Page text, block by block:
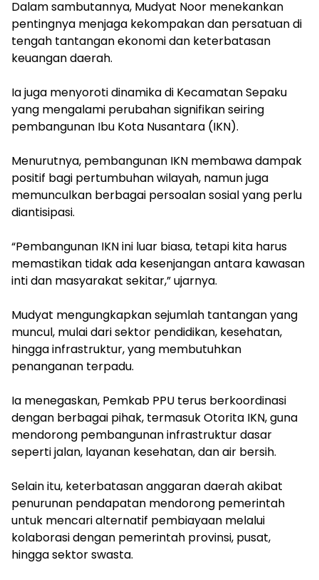
‎Dalam sambutannya, Mudyat Noor menekankan
pentingnya menjaga kekompakan dan persatuan di
tengah tantangan ekonomi dan keterbatasan
keuangan daerah.
‎Ia juga menyoroti dinamika di Kecamatan Sepaku
yang mengalami perubahan signifikan seiring
pembangunan Ibu Kota Nusantara (IKN).
‎Menurutnya, pembangunan IKN membawa dampak
positif bagi pertumbuhan wilayah, namun juga
memunculkan berbagai persoalan sosial yang perlu
diantisipasi.
‎“Pembangunan IKN ini luar biasa, tetapi kita harus
memastikan tidak ada kesenjangan antara kawasan
inti dan masyarakat sekitar,” ujarnya.
‎Mudyat mengungkapkan sejumlah tantangan yang
muncul, mulai dari sektor pendidikan, kesehatan,
hingga infrastruktur, yang membutuhkan
penanganan terpadu.
‎Ia menegaskan, Pemkab PPU terus berkoordinasi
dengan berbagai pihak, termasuk Otorita IKN, guna
mendorong pembangunan infrastruktur dasar
seperti jalan, layanan kesehatan, dan air bersih.
‎Selain itu, keterbatasan anggaran daerah akibat
penurunan pendapatan mendorong pemerintah
untuk mencari alternatif pembiayaan melalui
kolaborasi dengan pemerintah provinsi, pusat,
hingga sektor swasta.